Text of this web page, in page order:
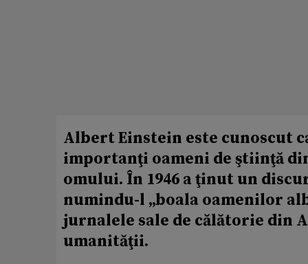
Albert Einstein este cunoscut
importanţi oameni de ştiinţă
omului. În 1946 a ţinut un
numindu-l „boala oamenilor
jurnalele sale de călătorie din
umanităţii.